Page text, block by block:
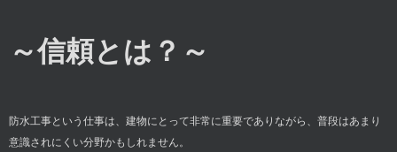
～信頼とは？～
防水工事という仕事は、建物にとって非常に重要でありながら、普段はあまり
意識されにくい分野かもしれません。